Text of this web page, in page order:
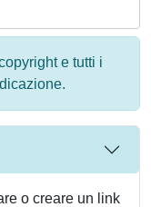
e tutti i
o creare un link